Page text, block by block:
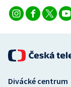
Vodní slalom
Ostatní
Divácké centrum